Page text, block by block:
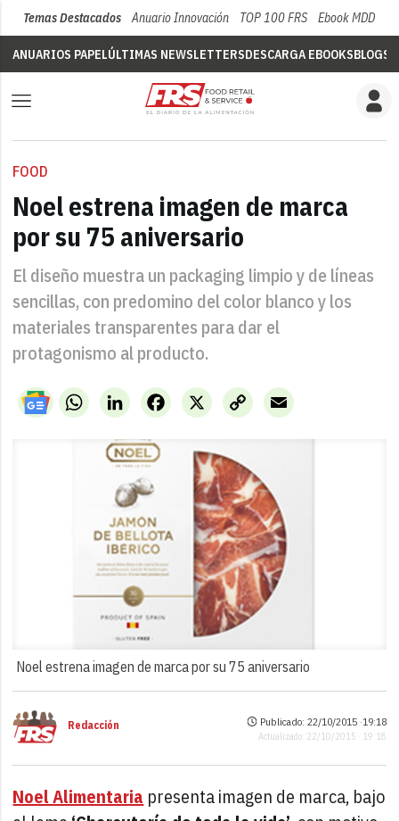
Temas Destacados Anuario Innovación TOP 100 FRS Ebook MDD
ANUARIOS PAPELÚLTIMAS NEWSLETTERSDESCARGA EBOOKSBLOGS
FOOD
Noel estrena imagen de marca
por su 75 aniversario
El diseño muestra un packaging limpio y de líneas
sencillas, con predomino del color blanco y los
materiales transparentes para dar el
protagonismo al producto.
WhatsAppLinkedIn X
Facebook
Copy
Link
Email
Noel estrena imagen de marca por su 75 aniversario
Redacción Publicado: 22/10/2015 ·19:18
Actualizado: 22/10/2015 · 19:18
Noel Alimentaria presenta imagen de marca, bajo